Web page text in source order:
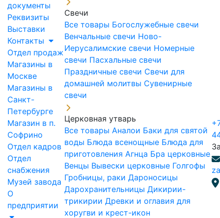
документы
Реквизиты
Выставки
Контакты
Отдел продаж
Магазины в
Москве
Магазины в
Санкт-
Петербурге
Магазин в п.
Софрино
Отдел кадров
Отдел
снабжения
Музей завода
О
предприятии
Свечи
Все товары Богослужебные свечи
Венчальные свечи Ново-
Иерусалимские свечи Номерные
свечи Пасхальные свечи
Праздничные свечи Свечи для
домашней молитвы Сувенирные
свечи
Церковная утварь
Все товары Аналои Баки для святой
воды Блюда всенощные Блюда для
приготовления Агнца Бра церковные
Венцы Вывески церковные Голгофы
Гробницы, раки Дароносицы
Дарохранительницы Дикирии-
трикирии Древки и оглавия для
хоругви и крест-икон